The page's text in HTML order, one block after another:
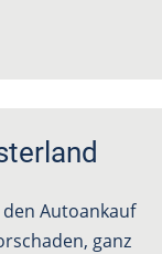
Autoankauf
ganz